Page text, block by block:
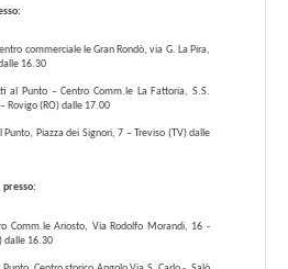
commerciale le Gran Rondò, via G. La Pira,
16.30
al Punto – Centro Comm.le La Fattoria, S.S.
Rovigo (RO) dalle 17.00
Punto, Piazza dei Signori, 7 – Treviso (TV) dalle
presso:
Comm.le Ariosto, Via Rodolfo Morandi, 16 -
dalle 16.30